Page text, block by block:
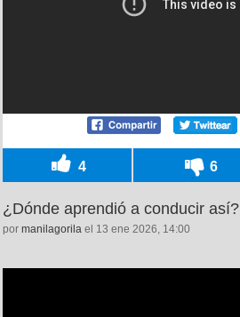
4 6
¿Dónde aprendió a conducir así?
por manilagorila el 13 ene 2026, 14:00